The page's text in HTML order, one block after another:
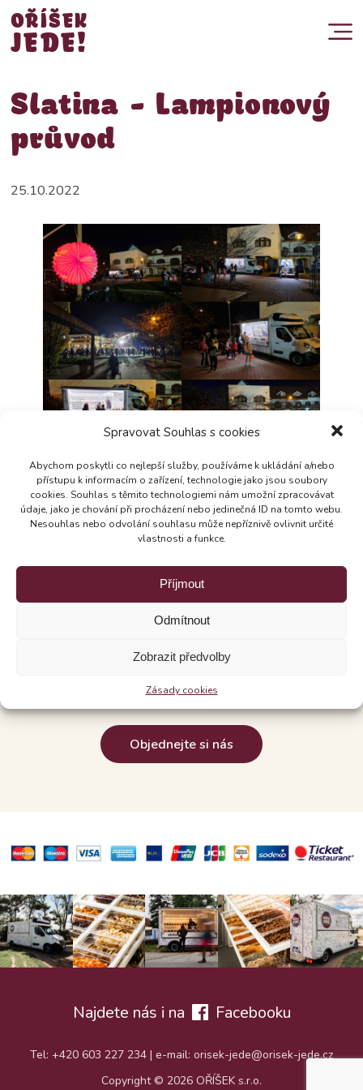
Spravovat Souhlas s cookies
Abychom poskytli co nejlepší služby, používáme k ukládání a/nebo
přístupu k informacím o zařízení, technologie jako jsou soubory
cookies. Souhlas s těmito technologiemi nám umožní zpracovávat
údaje, jako je chování při procházení nebo jedinečná ID na tomto webu.
Nesouhlas nebo odvolání souhlasu může nepříznivě ovlivnit určité
vlastnosti a funkce.
Příjmout
Odmítnout
Zobrazit předvolby
Zásady cookies
OŘÍŠEK
JEDE!
Slatina – Lampionový
průvod
25.10.2022
Chcete, abychom se
zúčastnili Vaší akce?
Objednejte si nás
Najdete nás i na Facebooku
Tel: +420 603 227 234 | e-mail: orisek-jede@orisek-jede.cz
Copyright © 2026 OŘÍŠEK s.r.o.